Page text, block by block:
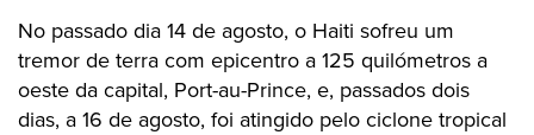
No passado dia 14 de agosto, o Haiti sofreu um
tremor de terra com epicentro a 125 quilómetros a
oeste da capital, Port-au-Prince, e, passados dois
dias, a 16 de agosto, foi atingido pelo ciclone tropical